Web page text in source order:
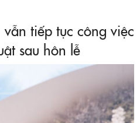
tiếp tục công việc
sau hôn lễ